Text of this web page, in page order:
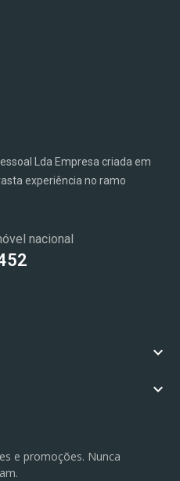
Lda Empresa criada em
experiência no ramo
nacional


e promoções. Nunca